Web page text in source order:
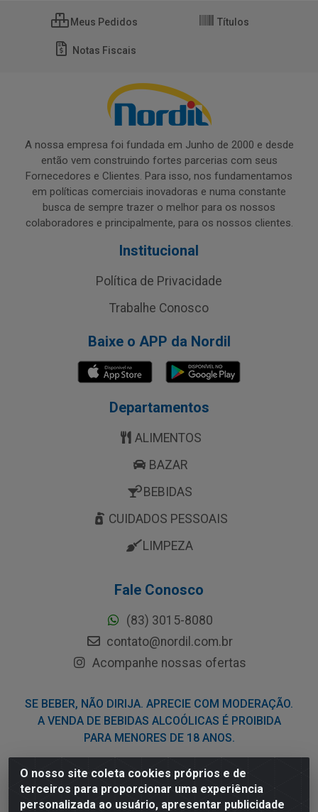
O nosso site coleta cookies próprios e de
terceiros para proporcionar uma experiência
personalizada ao usuário, apresentar publicidade
Meus Pedidos Títulos
Notas Fiscais
A nossa empresa foi fundada em Junho de 2000 e desde
então vem construindo fortes parcerias com seus
Fornecedores e Clientes. Para isso, nos fundamentamos
em políticas comerciais inovadoras e numa constante
busca de sempre trazer o melhor para os nossos
colaboradores e principalmente, para os nossos clientes.
Institucional
Política de Privacidade
Trabalhe Conosco
Baixe o APP da Nordil
Departamentos
ALIMENTOS
BAZAR
BEBIDAS
CUIDADOS PESSOAIS
LIMPEZA
Fale Conosco
(83) 3015-8080
contato@nordil.com.br
Acompanhe nossas ofertas
SE BEBER, NÃO DIRIJA. APRECIE COM MODERAÇÃO.
A VENDA DE BEBIDAS ALCOÓLICAS É PROIBIDA
PARA MENORES DE 18 ANOS.
Nordil Distribuidora - Avenida Liberdade, 2738, Bloco F -
Sesi - Bayeux/PB - CEP 58.111-400 - CNPJ